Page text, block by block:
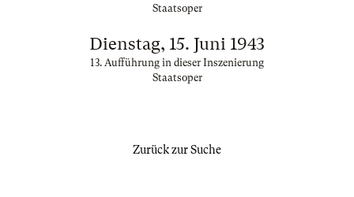
Staatsoper
Dienstag, 15. Juni 1943
13. Aufführung in dieser Inszenierung
Staatsoper
Zurück zur Suche